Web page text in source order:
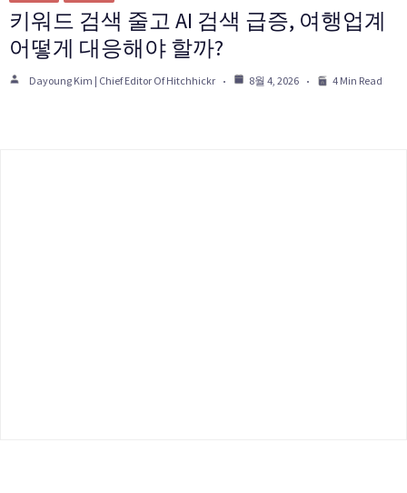
키워드 검색 줄고 AI 검색 급증, 여행업계
어떻게 대응해야 할까?
Dayoung Kim | Chief Editor Of Hitchhickr 8월 4, 2026 4 Min Read